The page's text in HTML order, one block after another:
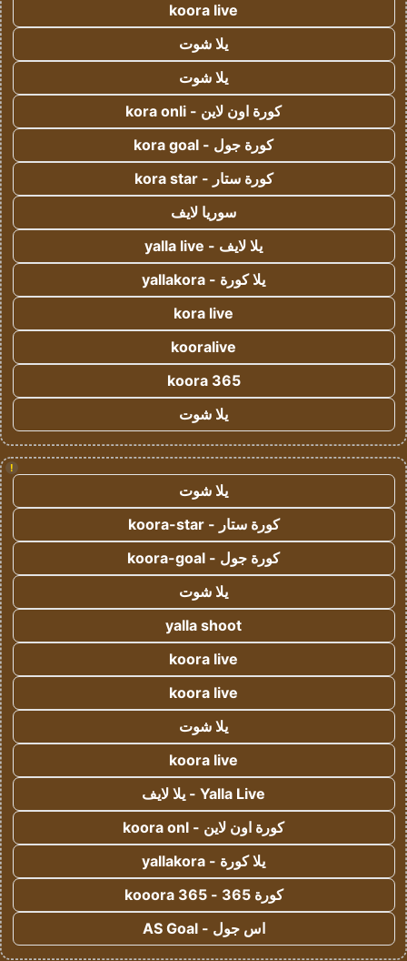
koora live
يلا شوت
يلا شوت
كورة اون لاين - kora onli
كورة جول - kora goal
كورة ستار - kora star
سوريا لايف
يلا لايف - yalla live
يلا كورة - yallakora
kora live
kooralive
koora 365
يلا شوت
!
يلا شوت
كورة ستار - koora-star
كورة جول - koora-goal
يلا شوت
yalla shoot
koora live
koora live
يلا شوت
koora live
Yalla Live - يلا لايف
كورة اون لاين - koora onl
يلا كورة - yallakora
كورة 365 - kooora 365
اس جول - AS Goal